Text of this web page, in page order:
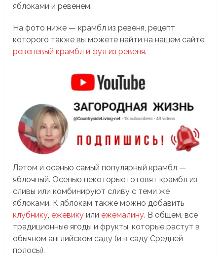
яблоками и ревенем.
На фото ниже — крамбл из ревеня, рецепт
которого также вы можете найти на нашем сайте:
ревеневый крамбл и фул из ревеня.
Летом и осенью самый популярный крамбл —
яблочный. Осенью некоторые готовят крамбл из
сливы или комбинируют сливу с теми же
яблоками. К яблокам также можно добавить
клубнику,ежевику илиежемалину. В общем, все
традиционные ягоды и фрукты, которые растут в
обычном английском саду (и в саду Средней
полосы).